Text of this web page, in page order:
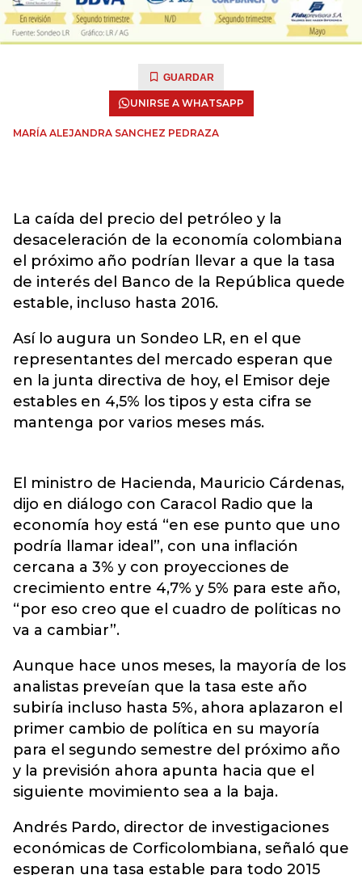
GUARDAR
UNIRSE A WHATSAPP
MARÍA ALEJANDRA SANCHEZ PEDRAZA
La caída del precio del petróleo y la
desaceleración de la economía colombiana
el próximo año podrían llevar a que la tasa
de interés del Banco de la República quede
estable, incluso hasta 2016.
Así lo augura un Sondeo LR, en el que
representantes del mercado esperan que
en la junta directiva de hoy, el Emisor deje
estables en 4,5% los tipos y esta cifra se
mantenga por varios meses más.
El ministro de Hacienda, Mauricio Cárdenas,
dijo en diálogo con Caracol Radio que la
economía hoy está “en ese punto que uno
podría llamar ideal”, con una inflación
cercana a 3% y con proyecciones de
crecimiento entre 4,7% y 5% para este año,
“por eso creo que el cuadro de políticas no
va a cambiar”.
Aunque hace unos meses, la mayoría de los
analistas preveían que la tasa este año
subiría incluso hasta 5%, ahora aplazaron el
primer cambio de política en su mayoría
para el segundo semestre del próximo año
y la previsión ahora apunta hacia que el
siguiente movimiento sea a la baja.
Andrés Pardo, director de investigaciones
económicas de Corficolombiana, señaló que
esperan una tasa estable para todo 2015